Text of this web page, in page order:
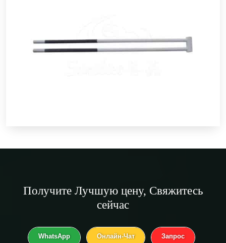
Получите Лучшую цену, Свяжитесь
сейчас
WhatsApp Онлайн-Чат Запрос